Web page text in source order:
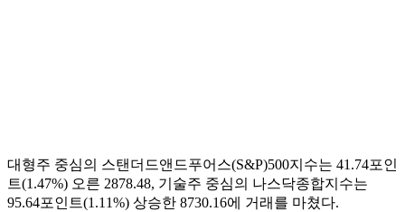
대형주 중심의 스탠더드앤드푸어스(S&P)500지수는 41.74포인
트(1.47%) 오른 2878.48, 기술주 중심의 나스닥종합지수는
95.64포인트(1.11%) 상승한 8730.16에 거래를 마쳤다.